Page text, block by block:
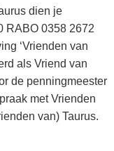
dien je
RABO 0358 2672
‘Vrienden van
als Vriend van
de penningmeester
met Vrienden
van) Taurus.